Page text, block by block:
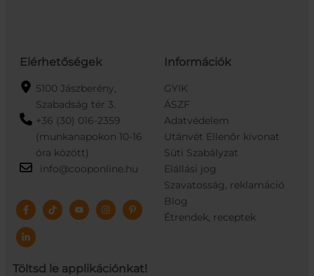
Elérhetőségek
5100 Jászberény,
Szabadság tér 3.
+36 (30) 016-2359
(munkanapokon 10-16
óra között)
info@cooponline.hu
Töltsd le applikációnkat!
Információk
GYIK
ÁSZF
Adatvédelem
Utánvét Ellenőr kivonat
Süti Szabályzat
Elállási jog
Szavatosság, reklamáció
Blog
Étrendek, receptek